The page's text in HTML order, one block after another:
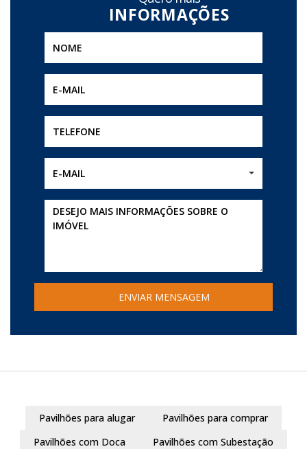
município e das cidades da região
metropolitana. Agende hoje mesmo uma
visita com um de nossos corretores!
E-MAIL
Pavilhões para alugar
Pavilhões para comprar
Pavilhões com Doca
Pavilhões com Subestação